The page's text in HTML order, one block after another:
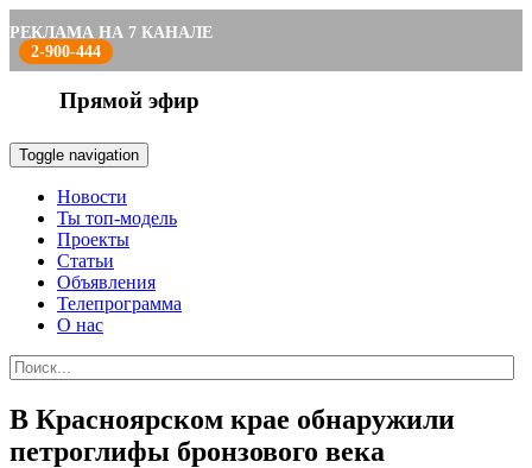
РЕКЛАМА НА 7 КАНАЛЕ
2-900-444
Прямой эфир
Toggle navigation
Новости
Ты топ-модель
Проекты
Статьи
Объявления
Телепрограмма
О нас
В Красноярском крае обнаружили
петроглифы бронзового века